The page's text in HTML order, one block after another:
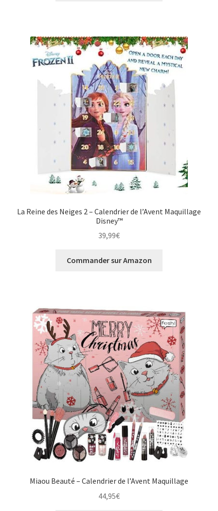
La Reine des Neiges 2 – Calendrier de l’Avent Maquillage
Disney™
39,99€
Commander sur Amazon
Miaou Beauté – Calendrier de l’Avent Maquillage
44,95€